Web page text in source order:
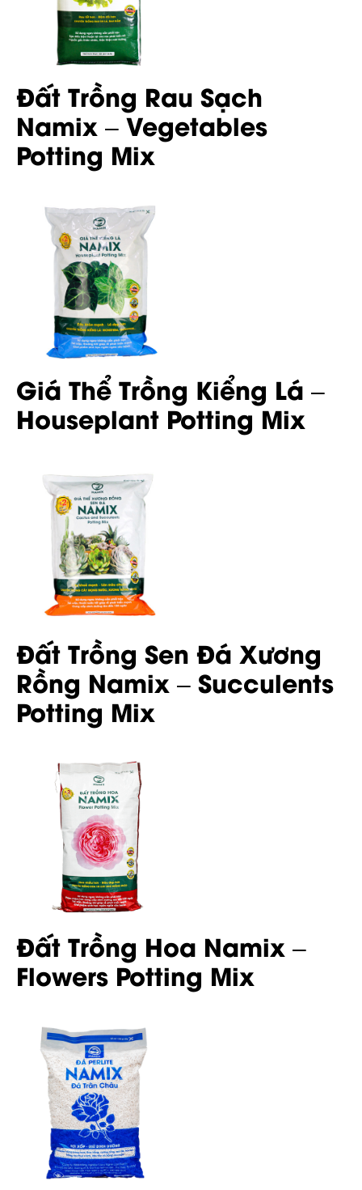
Đất Trồng Rau Sạch
Namix – Vegetables
Potting Mix
Giá Thể Trồng Kiểng Lá –
Houseplant Potting Mix
Đất Trồng Sen Đá Xương
Rồng Namix – Succulents
Potting Mix
Đất Trồng Hoa Namix –
Flowers Potting Mix